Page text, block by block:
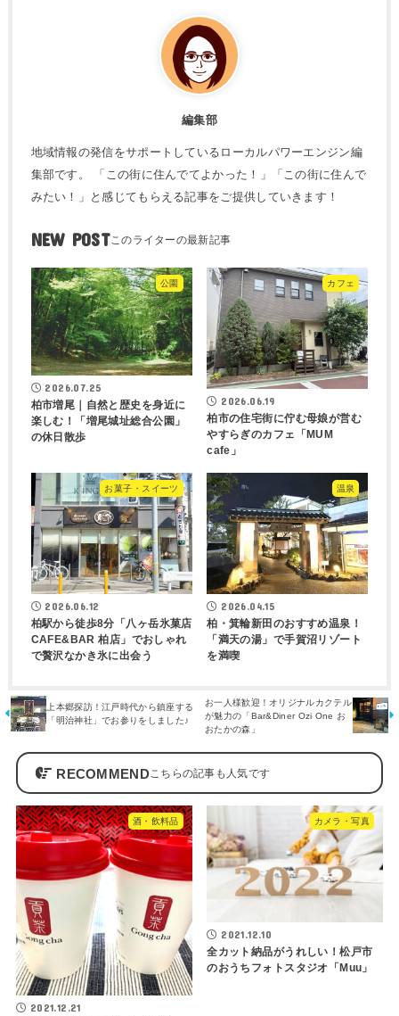
編集部
地域情報の発信をサポートしているローカルパワーエンジン編
集部です。 「この街に住んでてよかった！」「この街に住んで
みたい！」と感じてもらえる記事をご提供していきます！
NEW POST
公園
2026.07.25
柏市増尾｜自然と歴史を身近に
楽しむ！「増尾城址総合公園」
の休日散歩
カフェ
2026.06.19
柏市の住宅街に佇む母娘が営む
やすらぎのカフェ「MUM
cafe」
お菓子・スイーツ
2026.06.12
柏駅から徒歩8分「八ヶ岳氷菓店
CAFE&BAR 柏店」でおしゃれ
で贅沢なかき氷に出会う
温泉
2026.04.15
柏・箕輪新田のおすすめ温泉！
「満天の湯」で手賀沼リゾート
を満喫
上本郷探訪！江戸時代から鎮座する
「明治神社」でお参りをしました♪
お一人様歓迎！オリジナルカクテル
が魅力の「Bar&Diner Ozi One お
おたかの森」
RECOMMEND
酒・飲料品
2021.12.21
カメラ・写真
2021.12.10
全カット納品がうれしい！松戸市
のおうちフォトスタジオ「Muu」